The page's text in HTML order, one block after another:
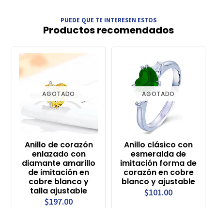
PUEDE QUE TE INTERESEN ESTOS
Productos recomendados
AGOTADO
Anillo de corazón
enlazado con
diamante amarillo
de imitación en
cobre blanco y
talla ajustable
$197.00
AGOTADO
Anillo clásico con
esmeralda de
imitación forma de
corazón en cobre
blanco y ajustable
$101.00